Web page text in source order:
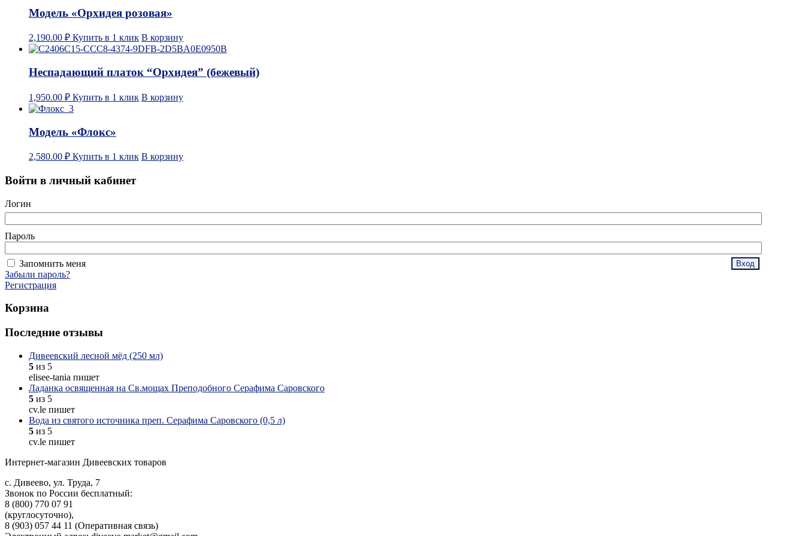
Модель «Орхидея розовая»
2,190.00 ₽ Купить в 1 клик В корзину
Неспадающий платок “Орхидея” (бежевый)
1,950.00 ₽ Купить в 1 клик В корзину
Модель «Флокс»
2,580.00 ₽ Купить в 1 клик В корзину
Войти в личный кабинет
Логин
Пароль
Запомнить меня
Забыли пароль?
Регистрация
Корзина
Последние отзывы
Дивеевский лесной мёд (250 мл)
5 из 5
elisee-tania пишет
Ладанка освященная на Св.мощах Преподобного Серафима Саровского
5 из 5
cv.le пишет
Вода из святого источника преп. Серафима Саровского (0,5 л)
5 из 5
cv.le пишет
Интернет-магазин Дивеевских товаров
с. Дивеево, ул. Труда, 7
Звонок по России бесплатный:
8 (800) 770 07 91
(круглосуточно),
8 (903) 057 44 11 (Оперативная связь)